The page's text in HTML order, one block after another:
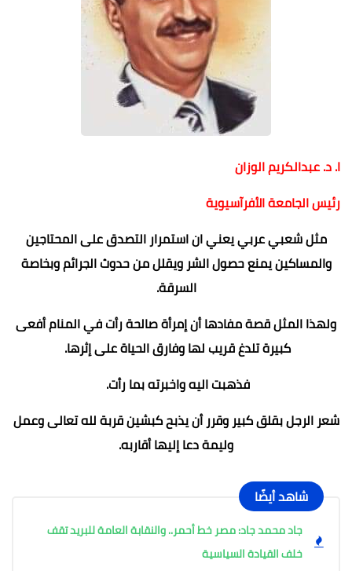
ا. د. عبدالكريم الوزان
رئيس الجامعة الأفرآسيوية
مثل شعبي عربي يعني ان استمرار التصدق على المحتاجين
والمساكين يمنع حصول الشر ويقلل من حدوث الجرائم وبخاصة
السرقة.
ولهذا المثل قصة مفادها أن إمرأة صالحة رأت في المنام أفعى
كبيرة تلدغ قريب لها وفارق الحياة على إثرها.
فذهبت اليه واخبرته بما رأت.
شعر الرجل بقلق كبير وقرر أن يذبح كبشين قربة لله تعالى وعمل
وليمة دعا إليها أقاربه.
شاهد أيضًا
جاد محمد جاد: مصر خط أحمر.. والنقابة العامة للبريد تقف
خلف القيادة السياسية